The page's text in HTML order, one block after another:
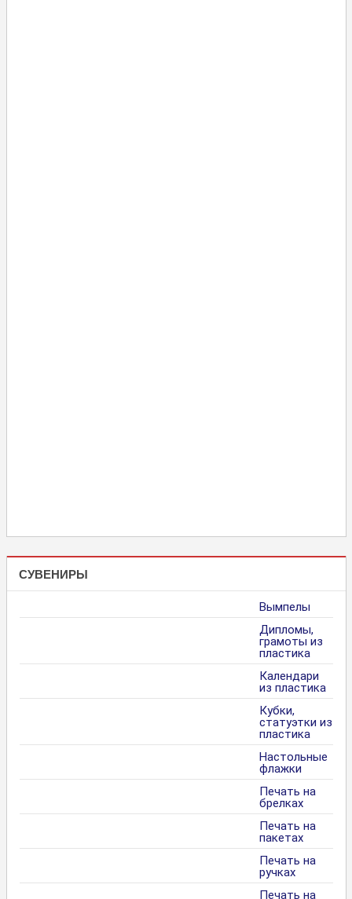
СУВЕНИРЫ
Вымпелы
Дипломы,
грамоты из
пластика
Календари
из пластика
Кубки,
статуэтки из
пластика
Настольные
флажки
Печать на
брелках
Печать на
пакетах
Печать на
ручках
Печать на